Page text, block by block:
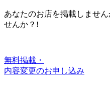
あなたのお店を掲載しません
せんか？!
無料掲載・
内容変更のお申し込み